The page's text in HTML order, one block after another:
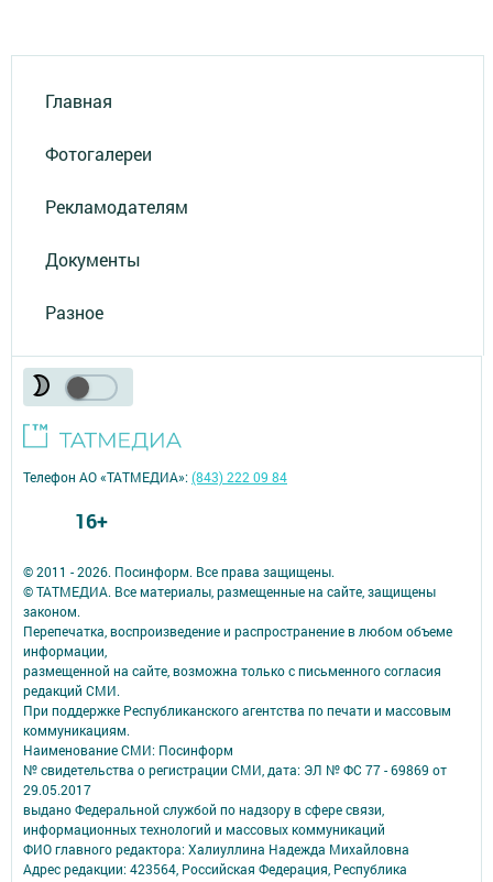
Главная
Фотогалереи
Рекламодателям
Документы
Разное
© 2011 - 2026. Посинформ. Все права защищены.
© ТАТМЕДИА. Все материалы, размещенные на сайте, защищены
законом.
Перепечатка, воспроизведение и распространение в любом объеме
информации,
размещенной на сайте, возможна только с письменного согласия
редакций СМИ.
При поддержке Республиканского агентства по печати и массовым
коммуникациям.
Наименование СМИ: Посинформ
№ свидетельства о регистрации СМИ, дата: ЭЛ № ФС 77 - 69869 от
29.05.2017
выдано Федеральной службой по надзору в сфере связи,
информационных технологий и массовых коммуникаций
ФИО главного редактора: Халиуллина Надежда Михайловна
Адрес редакции: 423564, Российская Федерация, Республика
Телефон АО «ТАТМЕДИА»:(843) 222 09 84
16+